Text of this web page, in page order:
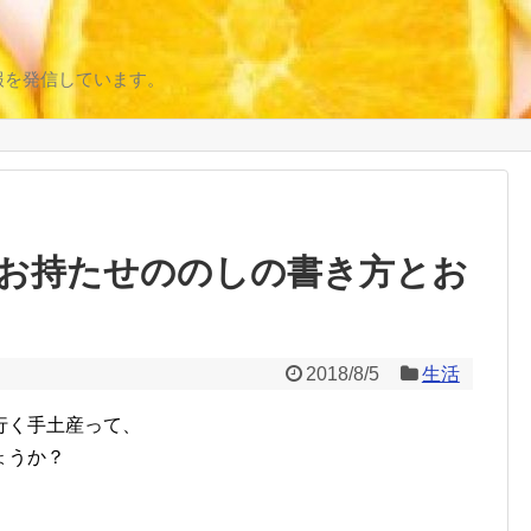
発信しています。
持たせののしの書き方とお
2018/8/5 生活
手土産って、
か？